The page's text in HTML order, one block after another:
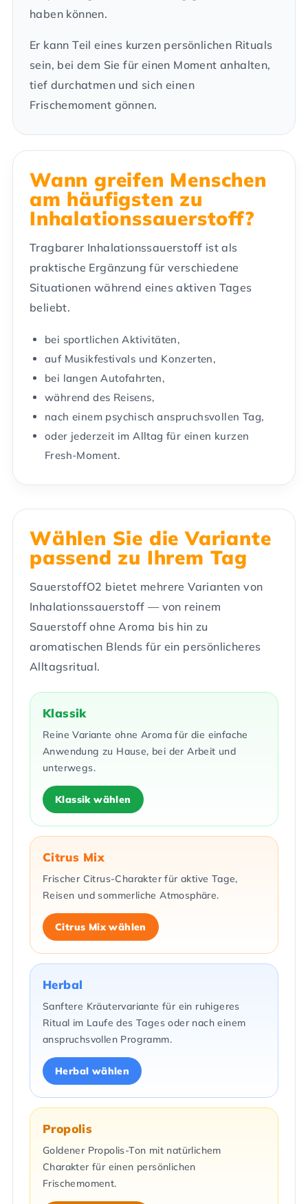
haben können.
Er kann Teil eines kurzen persönlichen Rituals
sein, bei dem Sie für einen Moment anhalten,
tief durchatmen und sich einen
Frischemoment gönnen.
Wann greifen Menschen
am häufigsten zu
Inhalationssauerstoff?
Tragbarer Inhalationssauerstoff ist als
praktische Ergänzung für verschiedene
Situationen während eines aktiven Tages
beliebt.
bei sportlichen Aktivitäten,
auf Musikfestivals und Konzerten,
bei langen Autofahrten,
während des Reisens,
nach einem psychisch anspruchsvollen Tag,
oder jederzeit im Alltag für einen kurzen
Fresh-Moment.
Wählen Sie die Variante
passend zu Ihrem Tag
SauerstoffO2 bietet mehrere Varianten von
Inhalationssauerstoff — von reinem
Sauerstoff ohne Aroma bis hin zu
aromatischen Blends für ein persönlicheres
Alltagsritual.
Klassik
Reine Variante ohne Aroma für die einfache
Anwendung zu Hause, bei der Arbeit und
unterwegs.
Klassik wählen
Citrus Mix
Frischer Citrus-Charakter für aktive Tage,
Reisen und sommerliche Atmosphäre.
Citrus Mix wählen
Herbal
Sanftere Kräutervariante für ein ruhigeres
Ritual im Laufe des Tages oder nach einem
anspruchsvollen Programm.
Herbal wählen
Propolis
Goldener Propolis-Ton mit natürlichem
Charakter für einen persönlichen
Frischemoment.